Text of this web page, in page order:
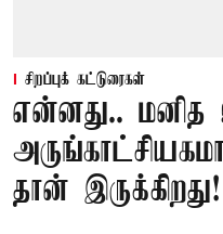
சிறப்புக் கட்டுரைகள்
என்னது.. மனித
தான் இருக்கிறது!